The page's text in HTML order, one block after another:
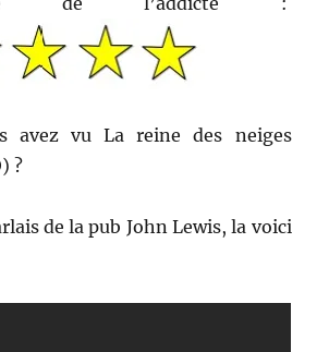
avez vu La reine des neiges
?
de la pub John Lewis, la voici